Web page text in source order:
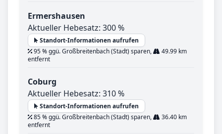
Ermershausen
Aktueller Hebesatz: 300 %
Standort-Informationen aufrufen
95 % ggü. Großbreitenbach (Stadt) sparen,
49.99 km
entfernt
Coburg
Aktueller Hebesatz: 310 %
Standort-Informationen aufrufen
85 % ggü. Großbreitenbach (Stadt) sparen,
36.40 km
entfernt